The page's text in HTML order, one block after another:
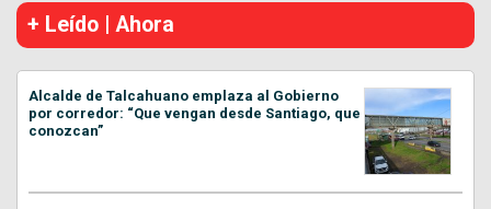
+ Leído | Ahora
Alcalde de Talcahuano emplaza al Gobierno
por corredor: “Que vengan desde Santiago, que
conozcan”